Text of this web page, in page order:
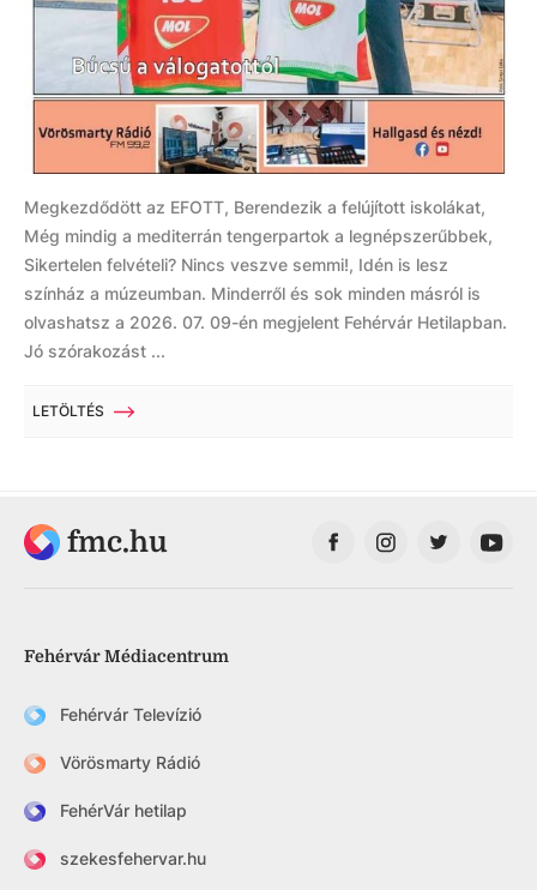
Megkezdődött az EFOTT, Berendezik a felújított iskolákat,
Még mindig a mediterrán tengerpartok a legnépszerűbbek,
Sikertelen felvételi? Nincs veszve semmi!, Idén is lesz
színház a múzeumban. Minderről és sok minden másról is
olvashatsz a 2026. 07. 09-én megjelent Fehérvár Hetilapban.
Jó szórakozást ...
LETÖLTÉS
fmc.hu
Fehérvár Médiacentrum
Fehérvár Televízió
Vörösmarty Rádió
FehérVár hetilap
szekesfehervar.hu